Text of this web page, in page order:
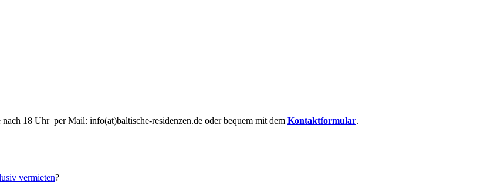
18 Uhr per Mail: info(at)baltische-residenzen.de oder bequem mit dem Kontaktformular.
vermieten?